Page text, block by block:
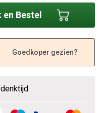
en Bestel
Goedkoper gezien?